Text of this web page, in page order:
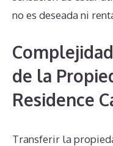
no es deseada ni
de la
Residence
Transferir la